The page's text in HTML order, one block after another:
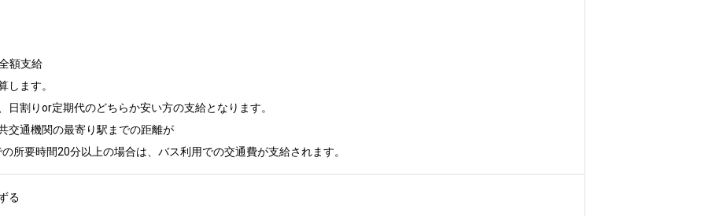
額支給
ます。
割りor定期代のどちらか安い方の支給となります。
交通機関の最寄り駅までの距離が
要時間20分以上の場合は、バス利用での交通費が支給されます。
る